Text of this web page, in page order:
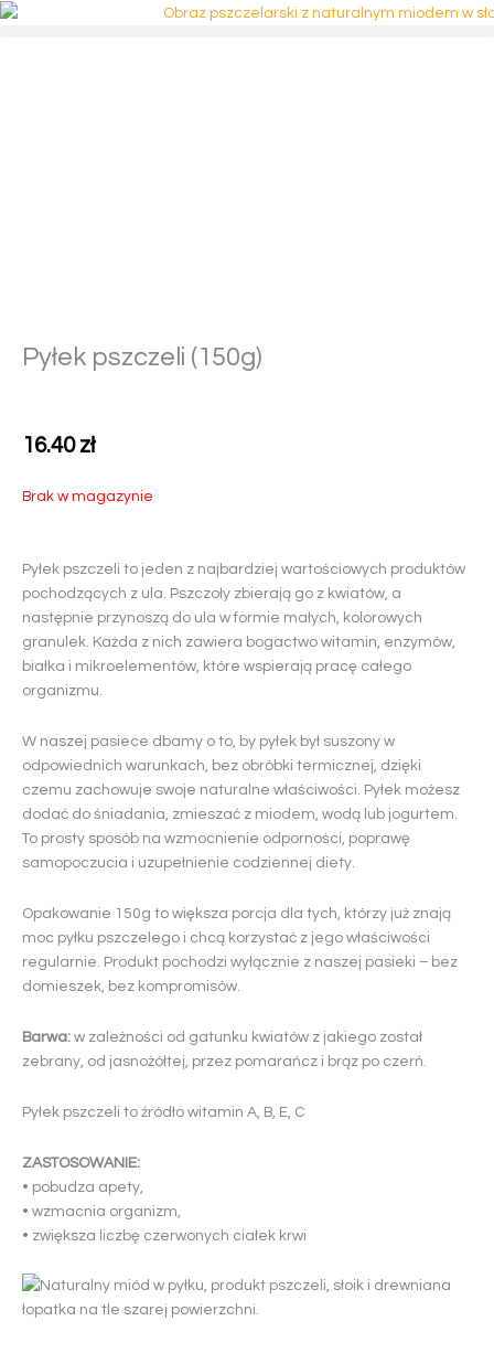
Przejdź
Pyłek pszczeli (150g)
16.40zł
Brak w magazynie
Pyłek pszczeli to jeden z najbardziej wartościowych produktów
pochodzących z ula. Pszczoły zbierają go z kwiatów, a
następnie przynoszą do ula w formie małych, kolorowych
granulek. Każda z nich zawiera bogactwo witamin, enzymów,
białka i mikroelementów, które wspierają pracę całego
organizmu.
W naszej pasiece dbamy o to, by pyłek był suszony w
odpowiednich warunkach, bez obróbki termicznej, dzięki
czemu zachowuje swoje naturalne właściwości. Pyłek możesz
dodać do śniadania, zmieszać z miodem, wodą lub jogurtem.
To prosty sposób na wzmocnienie odporności, poprawę
samopoczucia i uzupełnienie codziennej diety.
Opakowanie 150g to większa porcja dla tych, którzy już znają
moc pyłku pszczelego i chcą korzystać z jego właściwości
regularnie. Produkt pochodzi wyłącznie z naszej pasieki – bez
domieszek, bez kompromisów.
Barwa: w zależności od gatunku kwiatów z jakiego został
zebrany, od jasnożółtej, przez pomarańcz i brąz po czerń.
Pyłek pszczeli to źródło witamin A, B, E, C
ZASTOSOWANIE:
• pobudza apety,
• wzmacnia organizm,
• zwiększa liczbę czerwonych ciałek krwi